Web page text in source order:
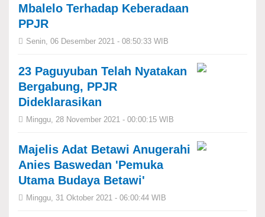
Mbalelo Terhadap Keberadaan
PPJR
Senin, 06 Desember 2021 - 08:50:33 WIB
23 Paguyuban Telah Nyatakan
Bergabung, PPJR
Dideklarasikan
Minggu, 28 November 2021 - 00:00:15 WIB
Majelis Adat Betawi Anugerahi
Anies Baswedan 'Pemuka
Utama Budaya Betawi'
Minggu, 31 Oktober 2021 - 06:00:44 WIB